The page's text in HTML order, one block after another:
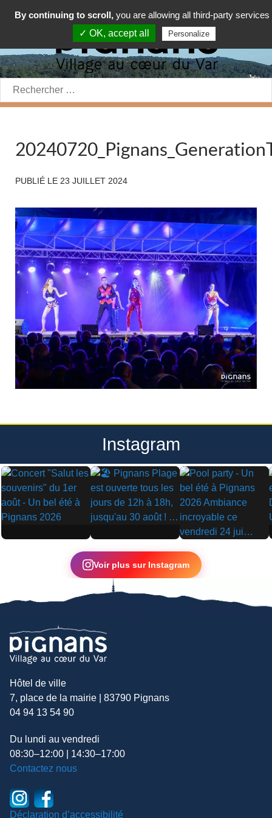
Rechercher:
PUBLIÉ LE 23 JUILLET 2024
Instagram
▶ ▶
▶
Voir plus sur Instagram
Hôtel de ville
7, place de la mairie | 83790 Pignans
04 94 13 54 90
Du lundi au vendredi
08:30–12:00 | 14:30–17:00
Contactez nous
Déclaration d’accessibilité
By continuing to scroll, you are allowing all third-party services
✓ OK, accept all
Personalize